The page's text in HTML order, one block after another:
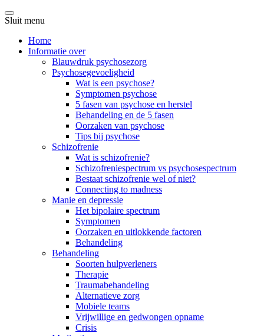
Sluit menu
Home
Informatie over
Blauwdruk psychosezorg
Psychosegevoeligheid
Wat is een psychose?
Symptomen psychose
5 fasen van psychose en herstel
Behandeling en de 5 fasen
Oorzaken van psychose
Tips bij psychose
Schizofrenie
Wat is schizofrenie?
Schizofreniespectrum vs psychosespectrum
Bestaat schizofrenie wel of niet?
Connecting to madness
Manie en depressie
Het bipolaire spectrum
Symptomen
Oorzaken en uitlokkende factoren
Behandeling
Behandeling
Soorten hulpverleners
Therapie
Traumabehandeling
Alternatieve zorg
Mobiele teams
Vrijwillige en gedwongen opname
Crisis